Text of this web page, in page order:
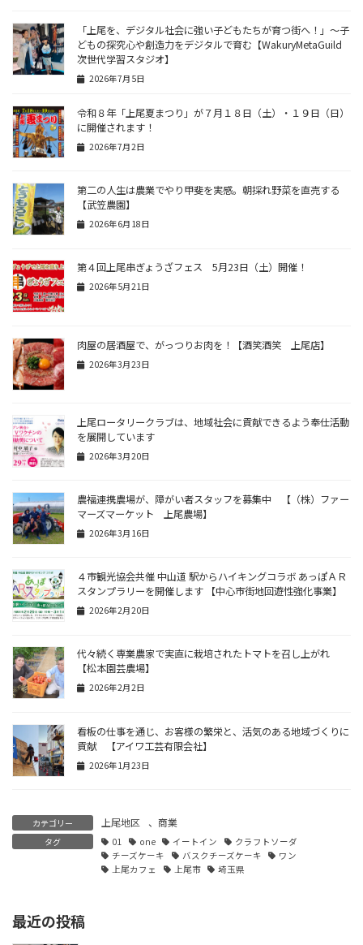
「上尾を、デジタル社会に強い子どもたちが育つ街へ！」〜子
どもの探究心や創造力をデジタルで育む【WakuryMetaGuild
次世代学習スタジオ】
2026年7月5日
令和８年「上尾夏まつり」が７月１８日（土）・１９日（日）
に開催されます！
2026年7月2日
第二の人生は農業でやり甲斐を実感。朝採れ野菜を直売する
【武笠農園】
2026年6月18日
第４回上尾串ぎょうざフェス 5月23日（土）開催！
2026年5月21日
肉屋の居酒屋で、がっつりお肉を！【酒笑酒笑 上尾店】
2026年3月23日
上尾ロータリークラブは、地域社会に貢献できるよう奉仕活動
を展開しています
2026年3月20日
農福連携農場が、障がい者スタッフを募集中 【（株）ファー
マーズマーケット 上尾農場】
2026年3月16日
４市観光協会共催 中山道 駅からハイキングコラボ あっぽＡＲ
スタンプラリーを開催します 【中心市街地回遊性強化事業】
2026年2月20日
代々続く専業農家で実直に栽培されたトマトを召し上がれ
【松本園芸農場】
2026年2月2日
看板の仕事を通じ、お客様の繁栄と、活気のある地域づくりに
貢献 【アイワ工芸有限会社】
2026年1月23日
カテゴリー 上尾地区 、 商業
タグ 01 one イートイン
クラフトソーダ
チーズケーキ
バスクチーズケーキ
ワン
上尾カフェ
上尾市 埼玉県
最近の投稿